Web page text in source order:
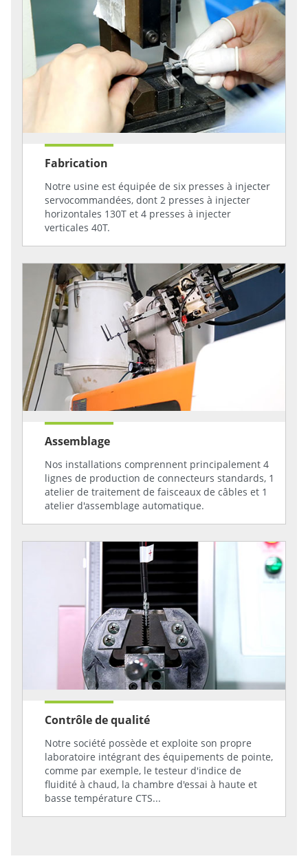
Fabrication
Notre usine est équipée de six presses à injecter
servocommandées, dont 2 presses à injecter
horizontales 130T et 4 presses à injecter
verticales 40T.
Assemblage
Nos installations comprennent principalement 4
lignes de production de connecteurs standards, 1
atelier de traitement de faisceaux de câbles et 1
atelier d'assemblage automatique.
Contrôle de qualité
Notre société possède et exploite son propre
laboratoire intégrant des équipements de pointe,
comme par exemple, le testeur d'indice de
fluidité à chaud, la chambre d'essai à haute et
basse température CTS...